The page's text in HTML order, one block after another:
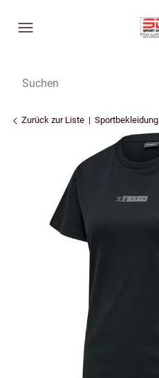
Zurück zur Liste Sportbekleidung